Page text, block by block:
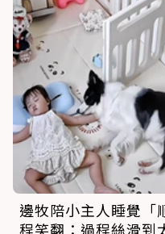
邊牧陪小主人睡覺「
程笑翻：過程絲滑到